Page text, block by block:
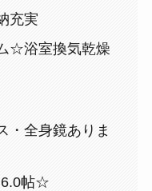
充実
☆浴室換気乾燥
・全身鏡ありま
帖☆